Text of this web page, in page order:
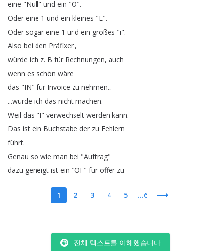
eine "Null" und ein "O".
Oder eine 1 und ein kleines "L".
Oder sogar eine 1 und ein großes "i".
Also bei den Präfixen,
würde ich z. B für Rechnungen, auch
wenn es schön wäre
das "IN" für Invoice zu nehmen...
...würde ich das nicht machen.
Weil das "I" verwechselt werden kann.
Das ist ein Buchstabe der zu Fehlern
führt.
Genau so wie man bei "Auftrag"
dazu geneigt ist ein "OF" für offer zu
1 2 3 4 5 ...6
전체 텍스트를 이해했습니다